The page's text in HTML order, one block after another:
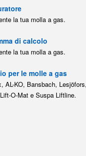
la tua molla a gas.
di calcolo
la tua molla a gas.
per le molle a gas
AL-KO, Bansbach, Lesjöfors,
O-Mat e Suspa Liftline.